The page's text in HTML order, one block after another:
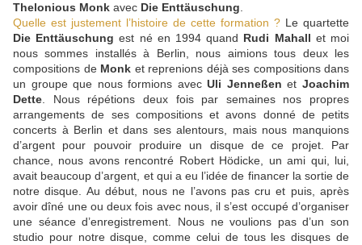
Thelonious Monk avec Die Enttäuschung
Quelle est justement l’histoire de cette formation ? Le quartette
Die Enttäuschung est né en 1994 quand Rudi Mahall et moi
nous sommes installés à Berlin, nous aimions tous deux les
compositions de Monk et reprenions déjà ses compositions dans
un groupe que nous formions avecUli Jenneßen etJoachim
Dette . Nous répétions deux fois par semaines nos propres
arrangements de ses compositions et avons donné de petits
concerts à Berlin et dans ses alentours, mais nous manquions
d’argent pour pouvoir produire un disque de ce projet. Par
chance, nous avons rencontré Robert Hödicke, un ami qui, lui,
avait beaucoup d’argent, et qui a eu l’idée de financer la sortie de
notre disque. Au début, nous ne l’avons pas cru et puis, après
avoir dîné une ou deux fois avec nous, il s’est occupé d’organiser
une séance d’enregistrement. Nous ne voulions pas d’un son
studio pour notre disque, comme celui de tous les disques de